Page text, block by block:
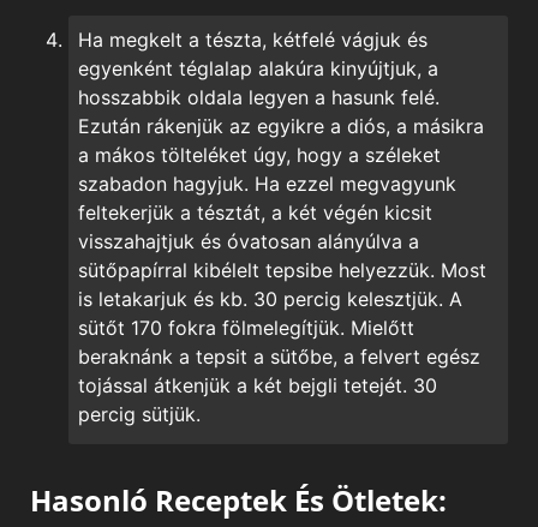
Ha megkelt a tészta, kétfelé vágjuk és
egyenként téglalap alakúra kinyújtjuk, a
hosszabbik oldala legyen a hasunk felé.
Ezután rákenjük az egyikre a diós, a másikra
a mákos tölteléket úgy, hogy a széleket
szabadon hagyjuk. Ha ezzel megvagyunk
feltekerjük a tésztát, a két végén kicsit
visszahajtjuk és óvatosan alányúlva a
sütőpapírral kibélelt tepsibe helyezzük. Most
is letakarjuk és kb. 30 percig kelesztjük. A
sütőt 170 fokra fölmelegítjük. Mielőtt
beraknánk a tepsit a sütőbe, a felvert egész
tojással átkenjük a két bejgli tetejét. 30
percig sütjük.
Hasonló Receptek És Ötletek: